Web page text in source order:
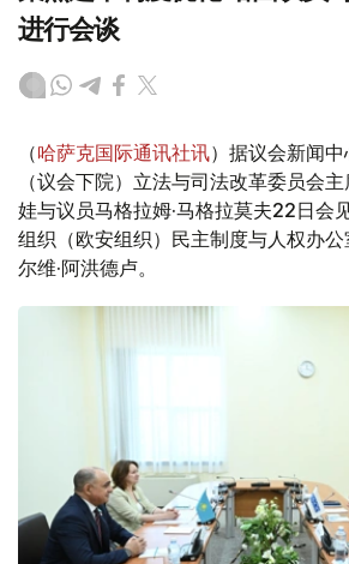
进行会谈
（哈萨克国际通讯社讯）据议会新闻
（议会下院）立法与司法改革委员会
娃与议员马格拉姆·马格拉莫夫22日会
组织（欧安组织）民主制度与人权办
尔维·阿洪德卢。